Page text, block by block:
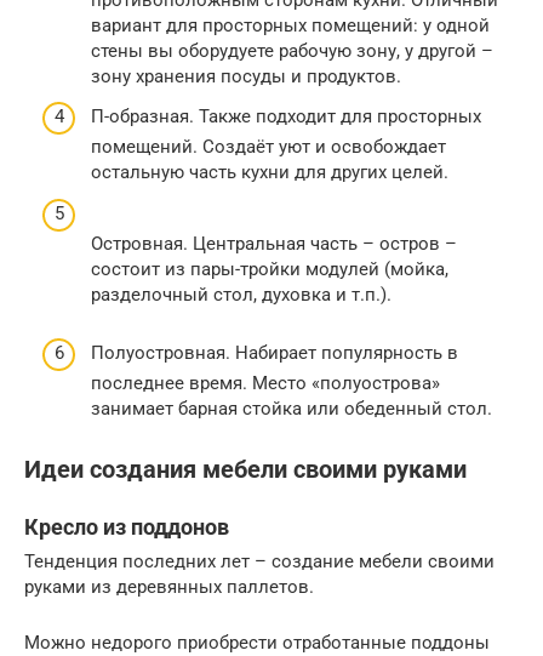
вариант для просторных помещений: у одной
стены вы оборудуете рабочую зону, у другой –
зону хранения посуды и продуктов.
П-образная. Также подходит для просторных
помещений. Создаёт уют и освобождает
остальную часть кухни для других целей.
Островная. Центральная часть – остров –
состоит из пары-тройки модулей (мойка,
разделочный стол, духовка и т.п.).
Полуостровная. Набирает популярность в
последнее время. Место «полуострова»
занимает барная стойка или обеденный стол.
Идеи создания мебели своими руками
Кресло из поддонов
Тенденция последних лет – создание мебели своими
руками из деревянных паллетов.
Можно недорого приобрести отработанные поддоны